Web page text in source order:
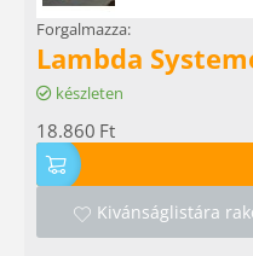
Forgalmazza:
Lambda
készleten
18.860 Ft
Kivánságlistára